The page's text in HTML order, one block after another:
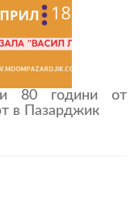
80 години от
в Пазарджик